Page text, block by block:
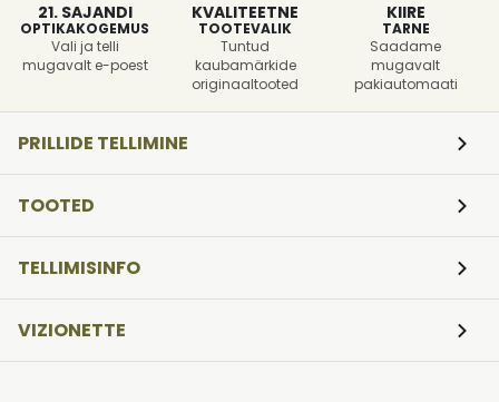
21. SAJANDI
OPTIKAKOGEMUS
Vali ja telli
mugavalt e-poest
KVALITEETNE
TOOTEVALIK
Tuntud
kaubamärkide
originaaltooted
KIIRE
TARNE
Saadame
mugavalt
pakiautomaati
PRILLIDE TELLIMINE
TOOTED
TELLIMISINFO
VIZIONETTE